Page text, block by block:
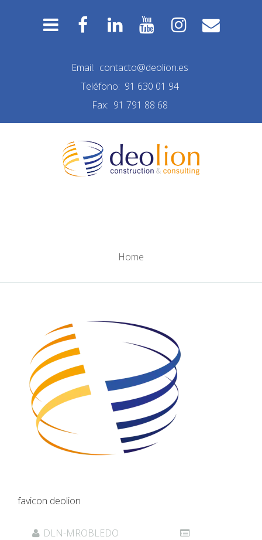
Email: contacto@deolion.es
Teléfono: 91 630 01 94
Fax: 91 791 88 68
Home
favicon deolion
DLN-MROBLEDO